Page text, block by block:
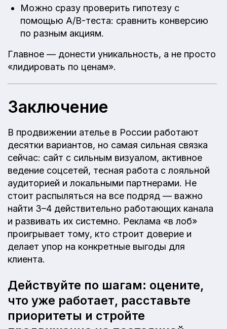
Можно сразу проверить гипотезу с
помощью A/B-теста: сравнить конверсию
по разным акциям.
Главное — донести уникальность, а не просто
«лидировать по ценам».
Заключение
В продвижении ателье в России работают
десятки вариантов, но самая сильная связка
сейчас: сайт с сильным визуалом, активное
ведение соцсетей, тесная работа с лояльной
аудиторией и локальными партнерами. Не
стоит распыляться на все подряд — важно
найти 3–4 действительно работающих канала
и развивать их системно. Реклама «в лоб»
проигрывает тому, кто строит доверие и
делает упор на конкретные выгоды для
клиента.
Действуйте по шагам: оцените,
что уже работает, расставьте
приоритеты и стройте